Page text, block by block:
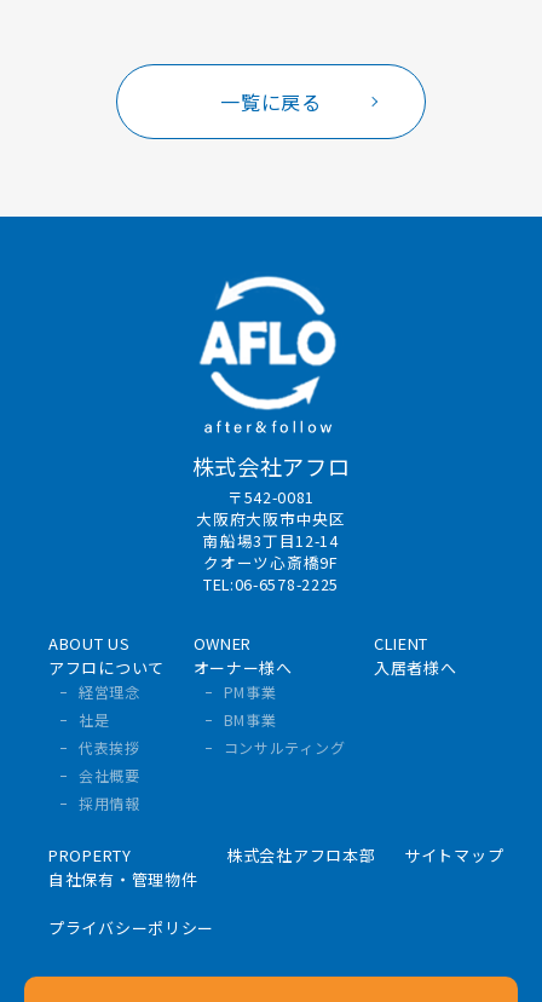
一覧に戻る
株式会社アフロ
〒542-0081
大阪府大阪市中央区
南船場3丁目12-14
クオーツ心斎橋9F
TEL:06-6578-2225
ABOUT US
アフロについて
経営理念
社是
代表挨拶
会社概要
採用情報
OWNER
オーナー様へ
PM事業
BM事業
コンサルティング
CLIENT
入居者様へ
PROPERTY
自社保有・管理物件
株式会社アフロ本部 サイトマップ
プライバシーポリシー